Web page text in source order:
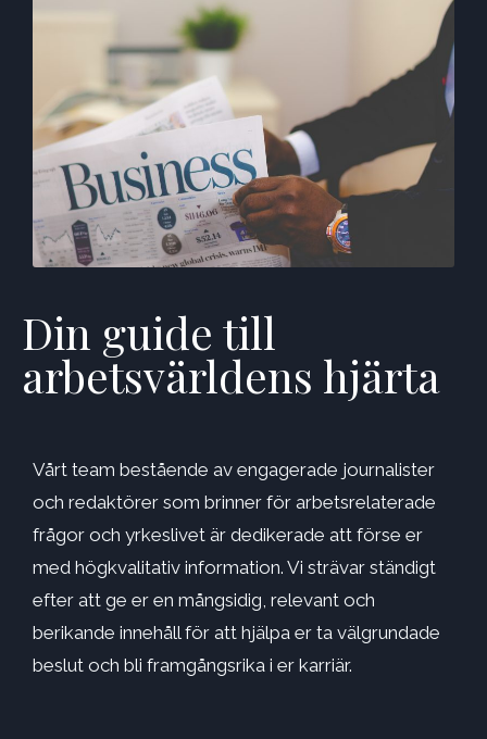
Din guide till
arbetsvärldens hjärta
Vårt team bestående av engagerade journalister
och redaktörer som brinner för arbetsrelaterade
frågor och yrkeslivet är dedikerade att förse er
med högkvalitativ information. Vi strävar ständigt
efter att ge er en mångsidig, relevant och
berikande innehåll för att hjälpa er ta välgrundade
beslut och bli framgångsrika i er karriär.